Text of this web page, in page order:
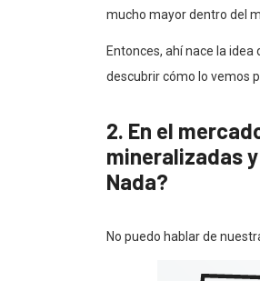
mucho mayor dentro del
Entonces, ahí nace la
descubrir cómo lo vemos
2. En el
mineralizadas
Nada?
No puedo hablar de